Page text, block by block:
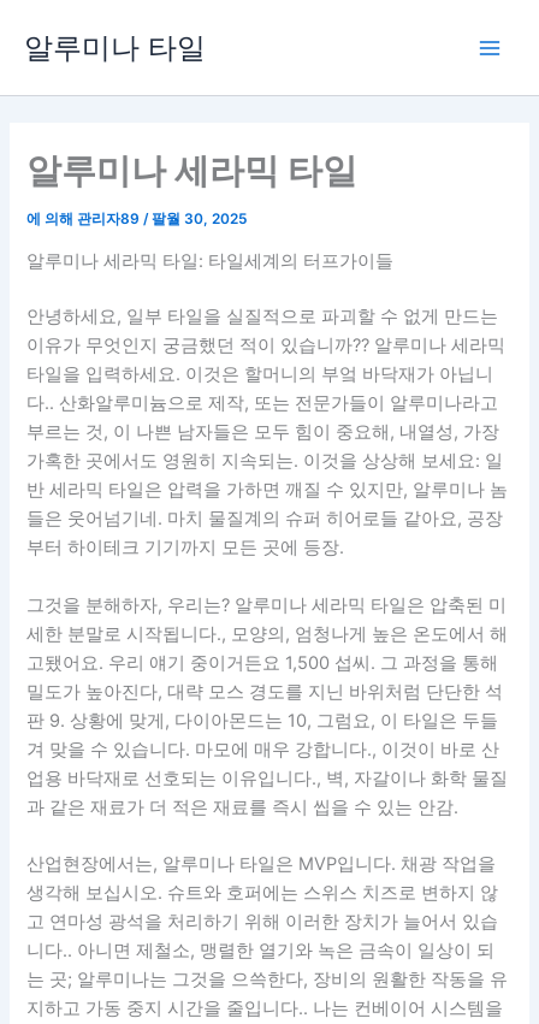
로
알루미나 타일
알루미나 세라믹 타일
에 의해관리자89 /팔월 30, 2025
알루미나 세라믹 타일: 타일세계의 터프가이들
안녕하세요, 일부 타일을 실질적으로 파괴할 수 없게 만드는
이유가 무엇인지 궁금했던 적이 있습니까?? 알루미나 세라믹
타일을 입력하세요. 이것은 할머니의 부엌 바닥재가 아닙니
다.. 산화알루미늄으로 제작, 또는 전문가들이 알루미나라고
부르는 것, 이 나쁜 남자들은 모두 힘이 중요해, 내열성, 가장
가혹한 곳에서도 영원히 지속되는. 이것을 상상해 보세요: 일
반 세라믹 타일은 압력을 가하면 깨질 수 있지만, 알루미나 놈
들은 웃어넘기네. 마치 물질계의 슈퍼 히어로들 같아요, 공장
부터 하이테크 기기까지 모든 곳에 등장.
그것을 분해하자, 우리는? 알루미나 세라믹 타일은 압축된 미
세한 분말로 시작됩니다., 모양의, 엄청나게 높은 온도에서 해
고됐어요. 우리 얘기 중이거든요 1,500 섭씨. 그 과정을 통해
밀도가 높아진다, 대략 모스 경도를 지닌 바위처럼 단단한 석
판 9. 상황에 맞게, 다이아몬드는 10, 그럼요, 이 타일은 두들
겨 맞을 수 있습니다. 마모에 매우 강합니다., 이것이 바로 산
업용 바닥재로 선호되는 이유입니다., 벽, 자갈이나 화학 물질
과 같은 재료가 더 적은 재료를 즉시 씹을 수 있는 안감.
산업현장에서는, 알루미나 타일은 MVP입니다. 채광 작업을
생각해 보십시오. 슈트와 호퍼에는 스위스 치즈로 변하지 않
고 연마성 광석을 처리하기 위해 이러한 장치가 늘어서 있습
니다.. 아니면 제철소, 맹렬한 열기와 녹은 금속이 일상이 되
는 곳; 알루미나는 그것을 으쓱한다, 장비의 원활한 작동을 유
지하고 가동 중지 시간을 줄입니다.. 나는 컨베이어 시스템을